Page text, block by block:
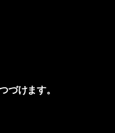
づけます。